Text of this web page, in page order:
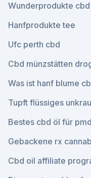
Wunderprodukte
Hanfprodukte tee
Ufc perth cbd
Cbd münzstätten
Was ist hanf blume
Tupft flüssiges
Bestes cbd öl für
Gebackene rx
Cbd oil affiliate